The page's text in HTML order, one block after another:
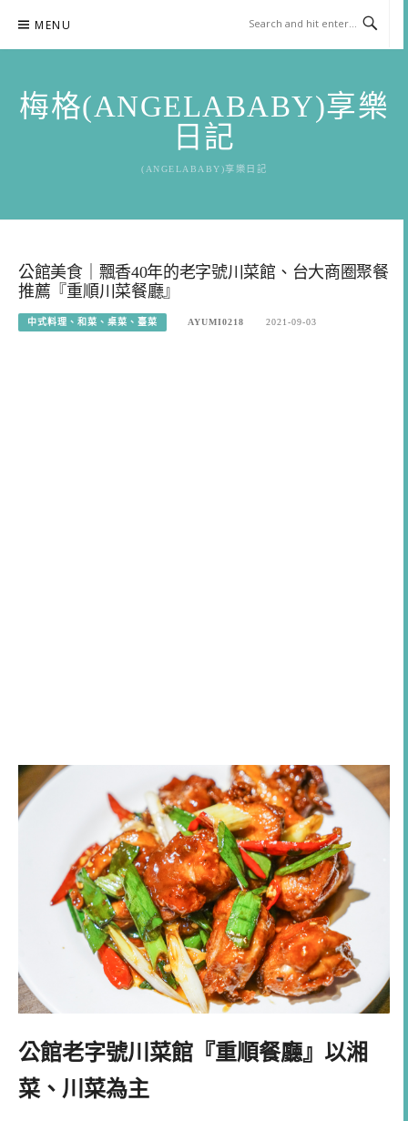
content
MENU
梅格(ANGELABABY)享樂
日記
(ANGELABABY)享樂日記
公館美食｜飄香40年的老字號川菜館、台大商圈聚餐
推薦『重順川菜餐廳』
中式料理、和菜、桌菜、臺菜 AYUMI0218 2021-09-03
公館老字號川菜館『重順餐廳』以湘
菜、川菜為主